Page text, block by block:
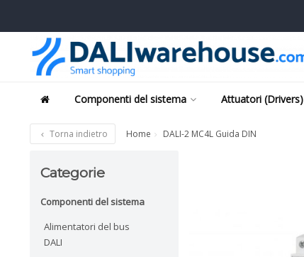
Componenti del sistema Attuatori (Drivers)
Torna indietro Home DALI-2 MC4L Guida DIN
Categorie
Componenti del sistema
Alimentatori del bus
DALI